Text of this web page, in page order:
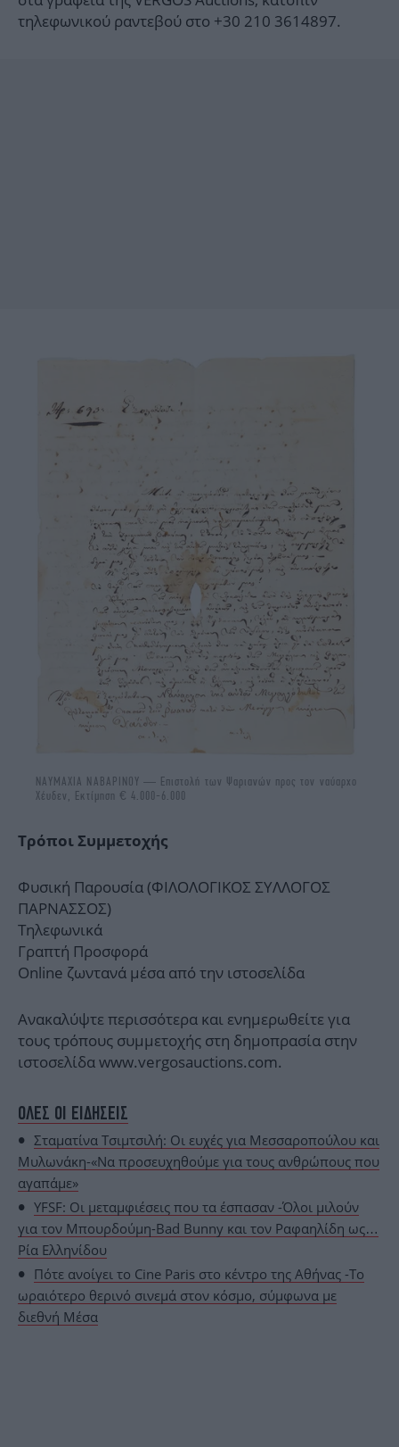
τηλεφωνικού ραντεβού στο +30 210 3614897.
ΝΑΥΜΑΧΙΑ ΝΑΒΑΡΙΝΟΥ — Eπιστολή των Ψαριανών προς τον ναύαρχο
Χέυδεν, Εκτίμηση € 4.000-6.000
Τρόποι Συμμετοχής
Φυσική Παρουσία (ΦΙΛΟΛΟΓΙΚΟΣ ΣΥΛΛΟΓΟΣ
ΠΑΡΝΑΣΣΟΣ)
Τηλεφωνικά
Γραπτή Προσφορά
Online ζωντανά μέσα από την ιστοσελίδα
Ανακαλύψτε περισσότερα και ενημερωθείτε για
τους τρόπους συμμετοχής στη δημοπρασία στην
ιστοσελίδα www.vergosauctions.com.
ΟΛΕΣ ΟΙ ΕΙΔΗΣΕΙΣ
Σταματίνα Τσιμτσιλή: Οι ευχές για Μεσσαροπούλου και
Μυλωνάκη-«Να προσευχηθούμε για τους ανθρώπους που
αγαπάμε»
YFSF: Οι μεταμφιέσεις που τα έσπασαν -Όλοι μιλούν
για τον Μπουρδούμη-Bad Bunny και τον Ραφαηλίδη ως…
Ρία Ελληνίδου
Πότε ανοίγει το Cine Paris στο κέντρο της Αθήνας -Το
ωραιότερο θερινό σινεμά στον κόσμο, σύμφωνα με
διεθνή Μέσα